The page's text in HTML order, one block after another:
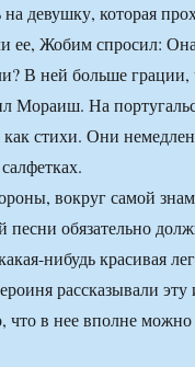
на девушку, которая
ее, Жобим спросил: Она
В ней больше
Мораиш. На
как стихи. Они
вокруг самой
песни обязательно
нибудь красивая
рассказывали
что в нее вполне можно